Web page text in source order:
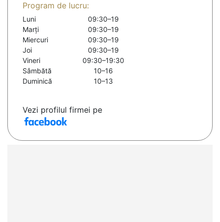
Program de lucru:
Luni
09:30–19
Marți
09:30–19
Miercuri
09:30–19
Joi
09:30–19
Vineri
09:30–19:30
Sâmbătă
10–16
Duminică
10–13
Vezi profilul firmei pe